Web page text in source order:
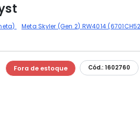
Meta Skyler (Gen 2) RW4014
Fora de estoque Cód.: 1602760